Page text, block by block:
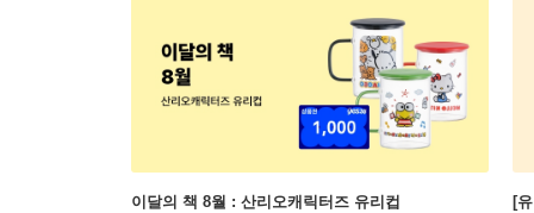
이달의 책 8월 : 산리오캐릭터즈 유리컵
[